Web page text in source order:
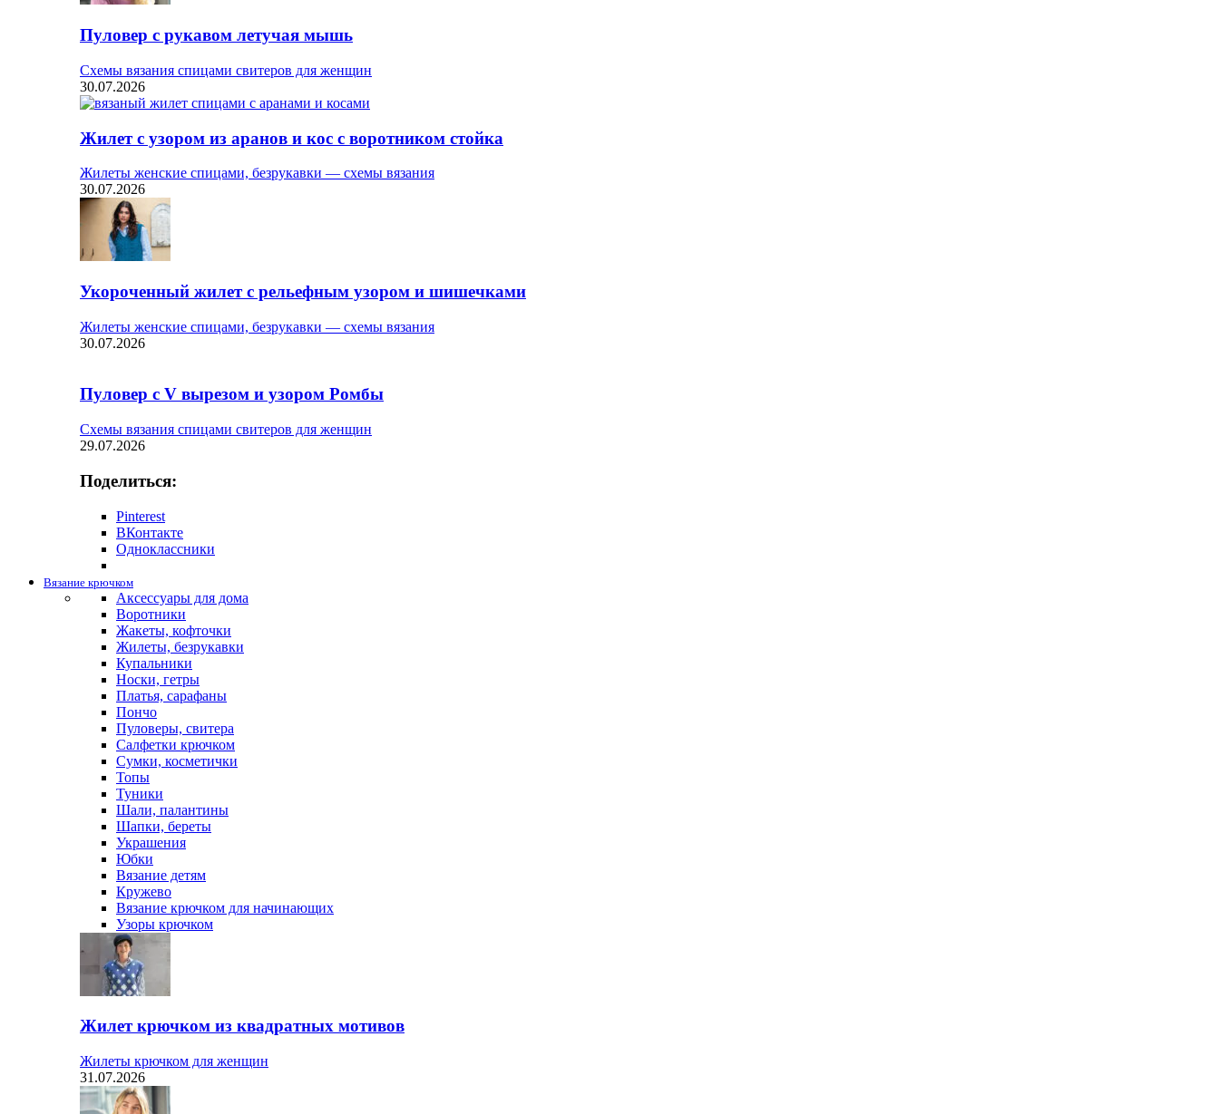
Пуловер с рукавом летучая мышь
Схемы вязания спицами свитеров для женщин
30.07.2026
Жилет с узором из аранов и кос с воротником стойка
Жилеты женские спицами, безрукавки — схемы вязания
30.07.2026
Укороченный жилет с рельефным узором и шишечками
Жилеты женские спицами, безрукавки — схемы вязания
30.07.2026
Пуловер с V вырезом и узором Ромбы
Схемы вязания спицами свитеров для женщин
29.07.2026
Поделиться:
Pinterest
ВКонтакте
Одноклассники
Вязание крючком
Аксессуары для дома
Воротники
Жакеты, кофточки
Жилеты, безрукавки
Купальники
Носки, гетры
Платья, сарафаны
Пончо
Пуловеры, свитера
Салфетки крючком
Сумки, косметички
Топы
Туники
Шали, палантины
Шапки, береты
Украшения
Юбки
Вязание детям
Кружево
Вязание крючком для начинающих
Узоры крючком
Жилет крючком из квадратных мотивов
Жилеты крючком для женщин
31.07.2026